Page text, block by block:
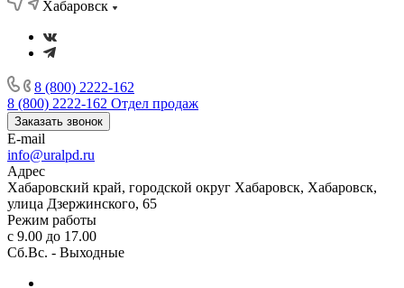
Хабаровск
8 (800) 2222-162
8 (800) 2222-162 Отдел продаж
Заказать звонок
E-mail
info@uralpd.ru
Адрес
Хабаровский край, городской округ Хабаровск, Хабаровск,
улица Дзержинского, 65
Режим работы
с 9.00 до 17.00
Сб.Вс. - Выходные